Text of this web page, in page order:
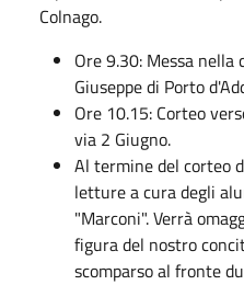
Colnago.
Ore 9.30: Messa nella
Giuseppe di Porto
Ore 10.15: Corteo
via 2 Giugno.
Al termine del corteo
letture a cura degli
"Marconi". Verrà
figura del nostro
scomparso al fronte